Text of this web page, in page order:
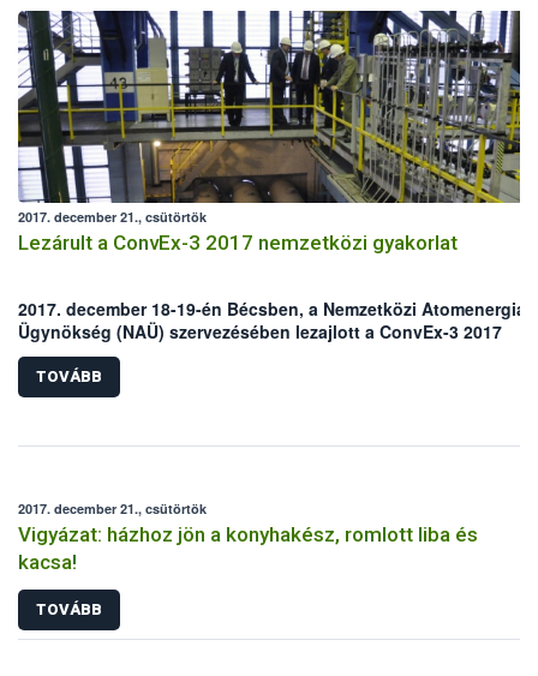
2017. december 21., csütörtök
Lezárult a ConvEx-3 2017 nemzetközi gyakorlat
2017. december 18-19-én Bécsben, a Nemzetközi Atomenergia
Ügynökség (NAÜ) szervezésében lezajlott a ConvEx-3 2017
elnevezésű nukleáris balesetelhárítási gyakorlat értékelő
munkaértekezlete, ezzel lezárult a 2017. június 21-22. között
szimuláció. A kiértékelésen hazánkat az Országos Atomenergia
Nemzeti Élelmiszerlánc-biztonsági Hivatal (Nébih) képviselte.
TOVÁBB
2017. december 21., csütörtök
Vigyázat: házhoz jön a konyhakész, romlott liba és
kacsa!
TOVÁBB